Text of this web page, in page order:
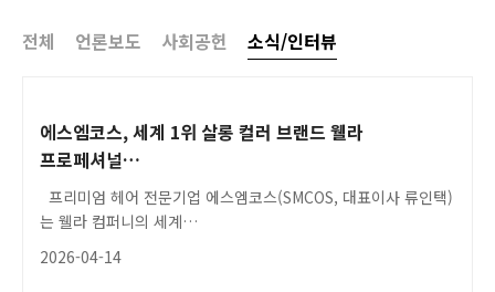
전체 언론보도 사회공헌 소식/인터뷰
에스엠코스, 세계 1위 살롱 컬러 브랜드 웰라
프로페셔널…
프리미엄 헤어 전문기업 에스엠코스(SMCOS, 대표이사 류인택)
는 웰라 컴퍼니의 세계…
2026-04-14